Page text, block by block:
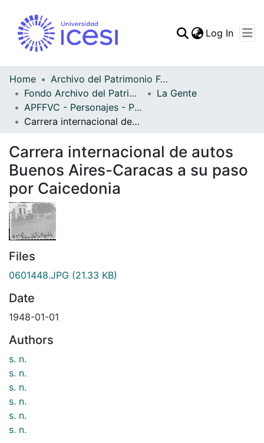
Statistics
Log In
Home
Archivo del Patrimonio Fotográfico y Fílmico del Valle del Cauca
Fondo Archivo del Patrimonio Fotográfico y Fílmico del Valle del Cauca
La Gente
APFFVC - Personajes - Patrimonial
Carrera internacional de autos Buenos Aires-Caracas a su paso por Caicedonia
Carrera internacional de autos
Buenos Aires-Caracas a su paso
por Caicedonia
Files
0601448.JPG (21.33 KB)
Date
1948-01-01
Authors
s. n.
s. n.
s. n.
s. n.
s. n.
s. n.